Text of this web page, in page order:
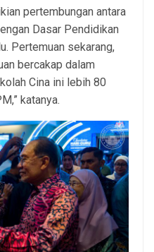
pertembungan antara
Dasar Pendidikan
Pertemuan sekarang,
bercakap dalam
Cina ini lebih 80
katanya.